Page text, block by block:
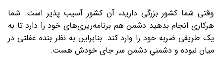
وقتی شما کشور بزرگی دارید، آن کشور آسیب پذیر است. شما
هرکاری انجام بدهید دشمن هم برنامه‌ریزی‌های خود را دارد تا به
یک طریقی ضربه خود را وارد کند. بنابراین به نظر بنده غفلتی در
میان نبوده و دشمنیِ دشمن سر جای خودش هست.